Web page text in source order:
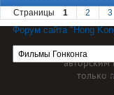
Страницы
1 2 3
Форум сайта "Hong
авторским
только